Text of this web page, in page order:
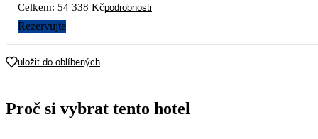
Celkem: 54 338 Kčpodrobnosti
Rezervujte
uložit do oblíbených
Proč si vybrat tento hotel